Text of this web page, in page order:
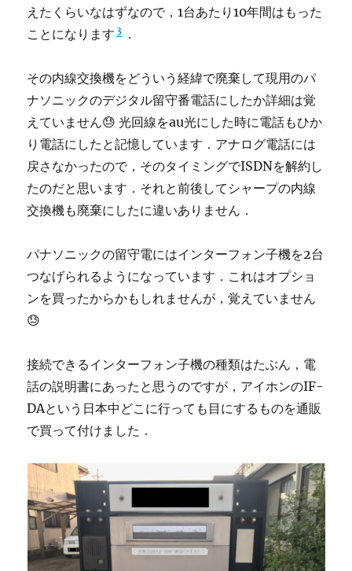
えたくらいなはずなので，1台あたり10年間はもった
ことになります 3 ．
その内線交換機をどういう経緯で廃棄して現用のパ
ナソニックのデジタル留守番電話にしたか詳細は覚
えていません😓 光回線をau光にした時に電話もひか
り電話にしたと記憶しています．アナログ電話には
戻さなかったので，そのタイミングでISDNを解約し
たのだと思います．それと前後してシャープの内線
交換機も廃棄にしたに違いありません．
パナソニックの留守電にはインターフォン子機を2台
つなげられるようになっています．これはオプショ
ンを買ったからかもしれませんが，覚えていません
😓
接続できるインターフォン子機の種類はたぶん，電
話の説明書にあったと思うのですが，アイホンのIF-
DAという日本中どこに行っても目にするものを通販
で買って付けました．